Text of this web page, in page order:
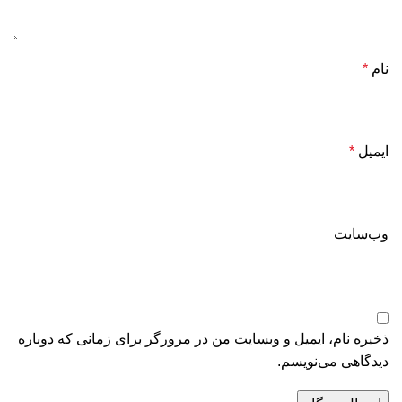
نام *
ایمیل *
وب‌سایت
ذخیره نام، ایمیل و وبسایت من در مرورگر برای زمانی که دوباره
دیدگاهی می‌نویسم.